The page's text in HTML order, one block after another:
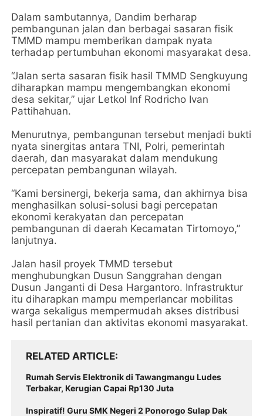
Dalam sambutannya, Dandim berharap
pembangunan jalan dan berbagai sasaran fisik
TMMD mampu memberikan dampak nyata
terhadap pertumbuhan ekonomi masyarakat desa.
“Jalan serta sasaran fisik hasil TMMD Sengkuyung
diharapkan mampu mengembangkan ekonomi
desa sekitar,” ujar Letkol Inf Rodricho Ivan
Pattihahuan.
Menurutnya, pembangunan tersebut menjadi bukti
nyata sinergitas antara TNI, Polri, pemerintah
daerah, dan masyarakat dalam mendukung
percepatan pembangunan wilayah.
“Kami bersinergi, bekerja sama, dan akhirnya bisa
menghasilkan solusi-solusi bagi percepatan
ekonomi kerakyatan dan percepatan
pembangunan di daerah Kecamatan Tirtomoyo,”
lanjutnya.
Jalan hasil proyek TMMD tersebut
menghubungkan Dusun Sanggrahan dengan
Dusun Janganti di Desa Hargantoro. Infrastruktur
itu diharapkan mampu memperlancar mobilitas
warga sekaligus mempermudah akses distribusi
hasil pertanian dan aktivitas ekonomi masyarakat.
RELATED ARTICLE
Rumah Servis Elektronik di Tawangmangu Ludes
Terbakar, Kerugian Capai Rp130 Juta
Inspiratif! Guru SMK Negeri 2 Ponorogo Sulap Dak